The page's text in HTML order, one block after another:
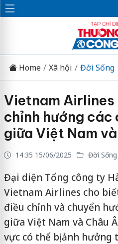
Home Xã hội Đời Sống
Vietnam
chỉnh hướng các
giữa Việt Nam
14:35 15/06/2025 Đời Sống
Đại diện Tổng công ty
Vietnam Airlines cho
điều chỉnh và chuyển
giữa Việt Nam và Châu
vực có thể bị ảnh